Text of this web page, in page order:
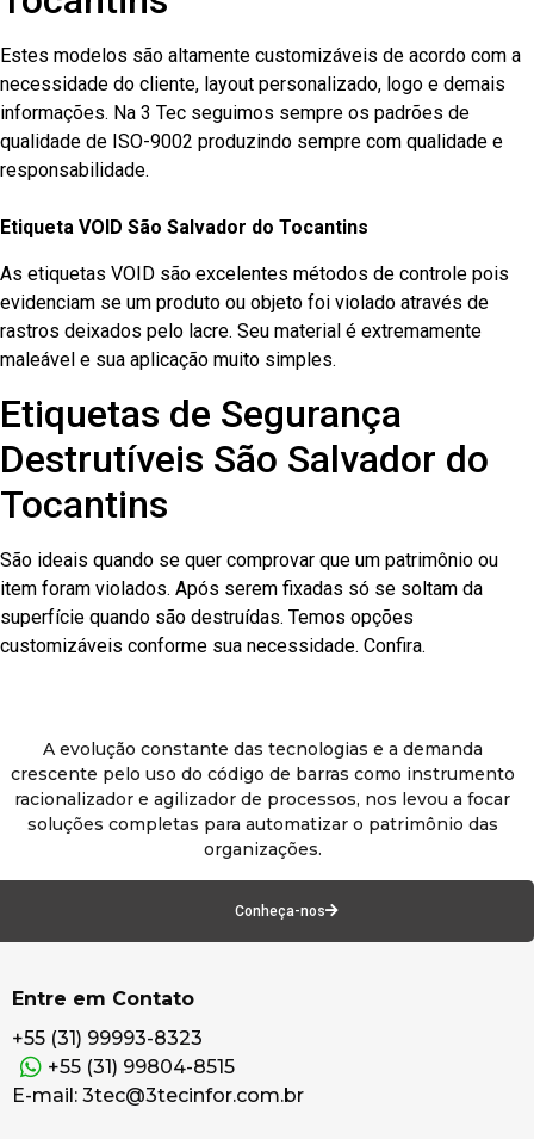
Estes modelos são altamente customizáveis de acordo com a
necessidade do cliente, layout personalizado, logo e demais
informações. Na 3 Tec seguimos sempre os padrões de
qualidade de ISO-9002 produzindo sempre com qualidade e
responsabilidade.
Etiqueta VOID São Salvador do Tocantins
As etiquetas VOID são excelentes métodos de controle pois
evidenciam se um produto ou objeto foi violado através de
rastros deixados pelo lacre. Seu material é extremamente
maleável e sua aplicação muito simples.
Etiquetas de Segurança
Destrutíveis São Salvador do
Tocantins
São ideais quando se quer comprovar que um patrimônio ou
item foram violados. Após serem fixadas só se soltam da
superfície quando são destruídas. Temos opções
customizáveis conforme sua necessidade. Confira.
A evolução constante das tecnologias e a demanda
crescente pelo uso do código de barras como instrumento
racionalizador e agilizador de processos, nos levou a focar
soluções completas para automatizar o patrimônio das
organizações.
Conheça-nos
Entre em Contato
+55 (31) 99993-8323
+55 (31) 99804-8515
E-mail: 3tec@3tecinfor.com.br